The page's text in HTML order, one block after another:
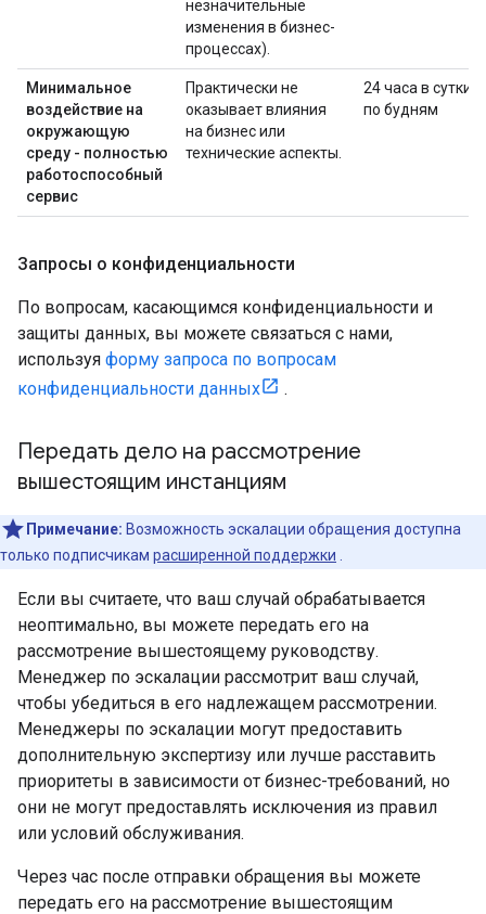
незначительные
изменения в бизнес-
процессах).
Минимальное
воздействие на
окружающую
среду - полностью
работоспособный
сервис
Практически не
оказывает влияния
на бизнес или
технические аспекты.
24 часа в сутки
по будням
Запросы о конфиденциальности
По вопросам, касающимся конфиденциальности и
защиты данных, вы можете связаться с нами,
используя форму запроса по вопросам
конфиденциальности данных
.
Передать дело на рассмотрение
вышестоящим инстанциям
Примечание: Возможность эскалации обращения доступна
только подписчикам расширенной поддержки
Если вы считаете, что ваш случай обрабатывается
неоптимально, вы можете передать его на
рассмотрение вышестоящему руководству.
Менеджер по эскалации рассмотрит ваш случай,
чтобы убедиться в его надлежащем рассмотрении.
Менеджеры по эскалации могут предоставить
дополнительную экспертизу или лучше расставить
приоритеты в зависимости от бизнес-требований, но
они не могут предоставлять исключения из правил
или условий обслуживания.
Через час после отправки обращения вы можете
передать его на рассмотрение вышестоящим